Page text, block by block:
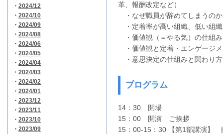
・ 2024/12
・ 2024/10
・ 2024/09
・ 2024/08
・ 2024/06
・ 2024/05
・ 2024/04
・ 2024/03
・ 2024/02
・ 2024/01
・ 2023/12
・ 2023/11
・ 2023/10
・ 2023/09
革、報酬改定など）
・なぜ職員が辞めてしまうのか
・定着率が高い組織、低い組織
・価値観（＝やる気）の仕組
・価値観と定着・エンゲージ
・意思決定の仕組みと関わり方
プログラム
14：30 開場
15：00 開演 ご挨拶
15：00-15：30 【第1部講演】